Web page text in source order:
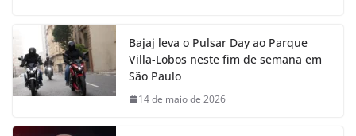
Bajaj leva o Pulsar Day ao Parque
Villa-Lobos neste fim de semana em
São Paulo
14 de maio de 2026